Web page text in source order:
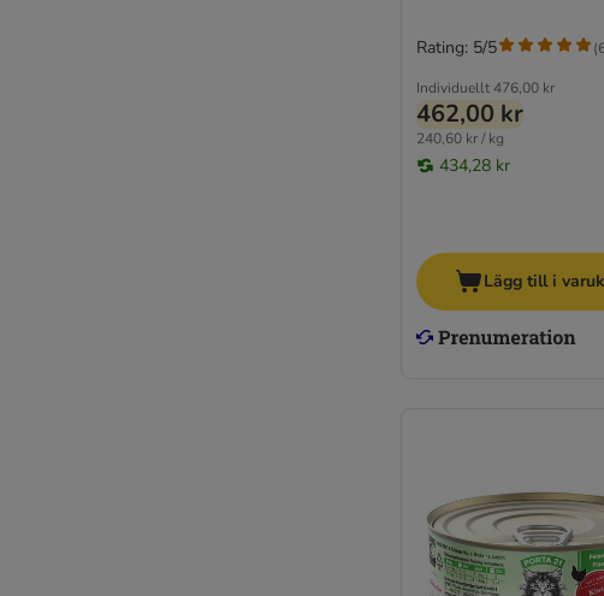
Individuellt476,00 kr
462,00 kr
240,60 kr / kg
434,28 kr
Rating: 5/5 (
Lägg till i